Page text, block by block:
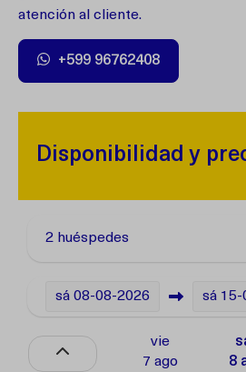
atención al cliente.
+599 96762408
Disponibilidad y
2 huéspedes
sá 08-08-2026 sá 15-
vie
7 ago
8